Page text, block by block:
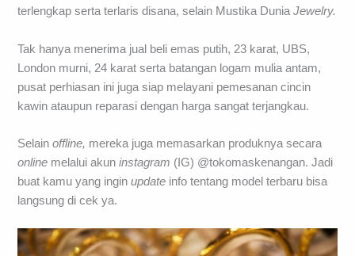
terlengkap serta terlaris disana, selain Mustika DuniaJewelry.
Tak hanya menerima jual beli emas putih, 23 karat, UBS,
London murni, 24 karat serta batangan logam mulia antam,
pusat perhiasan ini juga siap melayani pemesanan cincin
kawin ataupun reparasi dengan harga sangat terjangkau.
Selainoffline, mereka juga memasarkan produknya secara
online melalui akuninstagram (IG) @tokomaskenangan. Jadi
buat kamu yang inginupdate info tentang model terbaru bisa
langsung di cek ya.